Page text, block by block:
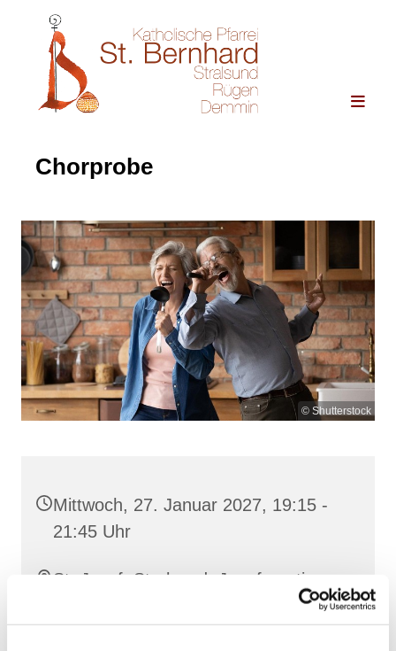
Chorprobe
© Shutterstock
Mittwoch, 27. Januar 2027, 19:15 -
21:45 Uhr
St. Josef, Stralsund, Jungfernstieg